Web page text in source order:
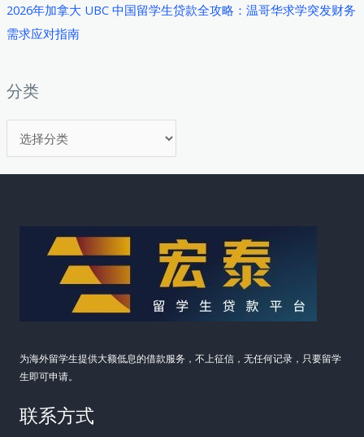
2026年加拿大 UBC 中国留学生贷款全攻略：温哥华求学突发财务
需求应对指南
分类
类
以
业
为
杠
为海外留学生提供大额低息的借款服务，不上征信，无任何记录，只要留学
生即可申请。
联系方式